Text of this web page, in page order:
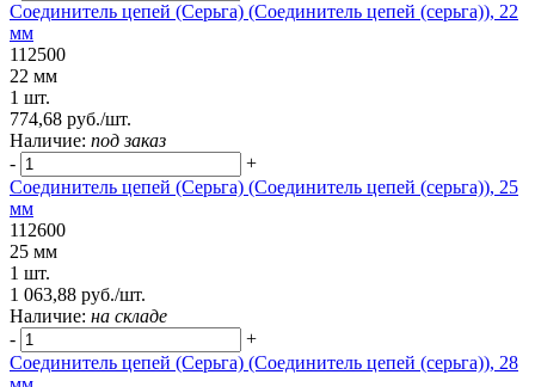
Соединитель цепей (Серьга) (Соединитель цепей (серьга)), 22
мм
112500
22 мм
1 шт.
774,68 руб./шт.
Наличие: под заказ
-
+
Соединитель цепей (Серьга) (Соединитель цепей (серьга)), 25
мм
112600
25 мм
1 шт.
1 063,88 руб./шт.
Наличие: на складе
-
+
Соединитель цепей (Серьга) (Соединитель цепей (серьга)), 28